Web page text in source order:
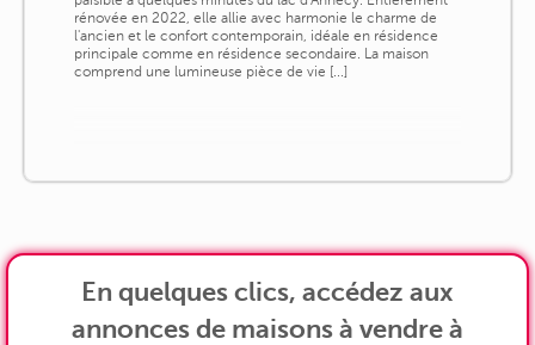
rénovée en 2022, elle allie avec harmonie le charme de
l'ancien et le confort contemporain, idéale en résidence
principale comme en résidence secondaire. La maison
comprend une lumineuse pièce de vie [...]
En quelques clics, accédez aux
annonces de maisons à vendre à